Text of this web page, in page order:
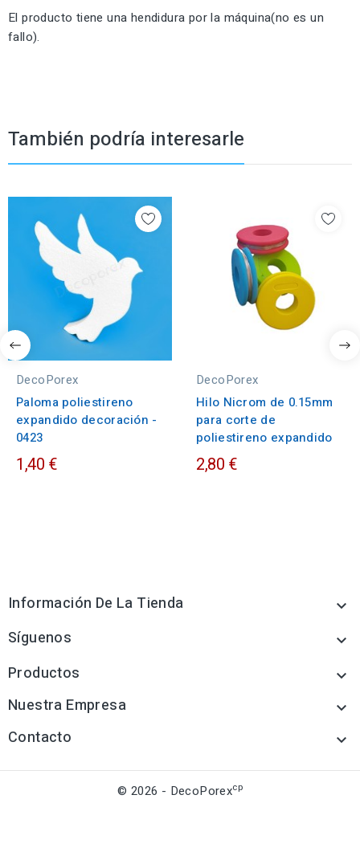
El producto tiene una hendidura por la máquina(no es un
fallo).
También podría interesarle
DecoPorex
Paloma poliestireno
expandido decoración -
0423
1,40 €
DecoPorex
Hilo Nicrom de 0.15mm
para corte de
poliestireno expandido
2,80 €
Información De La Tienda 
Síguenos 
Productos 
Nuestra Empresa 
Contacto 
© 2026 - DecoPorexcp